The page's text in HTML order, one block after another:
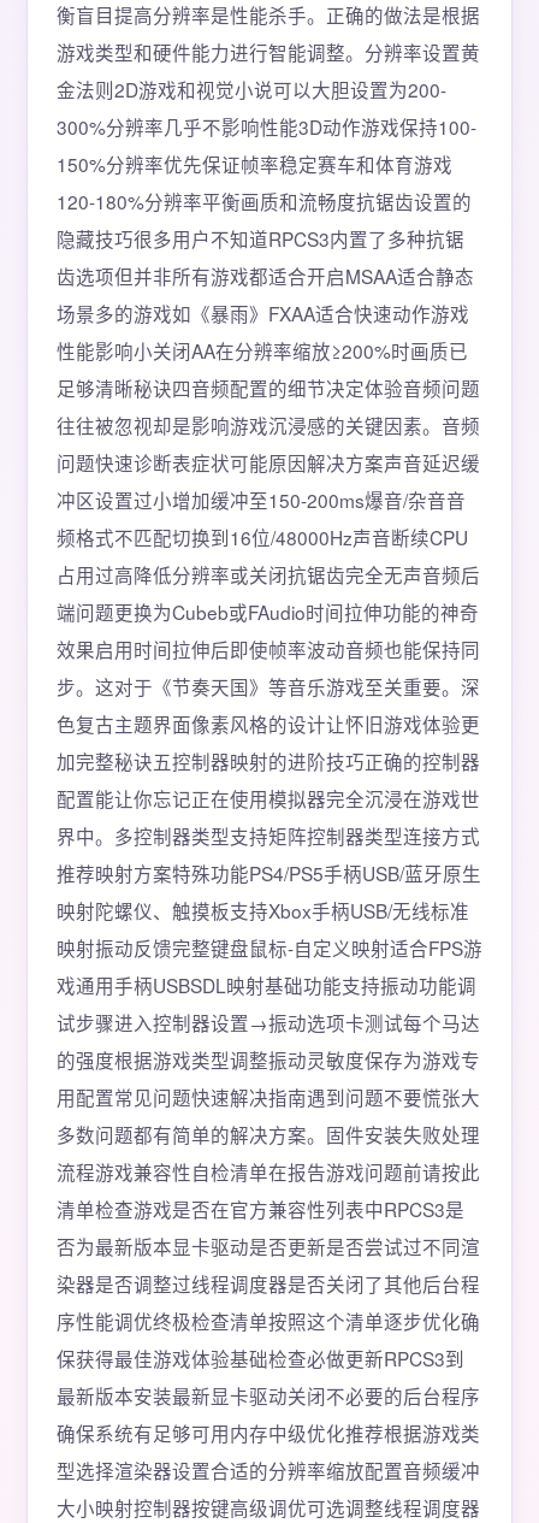
衡盲目提高分辨率是性能杀手。正确的做法是根据
游戏类型和硬件能力进行智能调整。分辨率设置黄
金法则2D游戏和视觉小说可以大胆设置为200-
300%分辨率几乎不影响性能3D动作游戏保持100-
150%分辨率优先保证帧率稳定赛车和体育游戏
120-180%分辨率平衡画质和流畅度抗锯齿设置的
隐藏技巧很多用户不知道RPCS3内置了多种抗锯
齿选项但并非所有游戏都适合开启MSAA适合静态
场景多的游戏如《暴雨》FXAA适合快速动作游戏
性能影响小关闭AA在分辨率缩放≥200%时画质已
足够清晰秘诀四音频配置的细节决定体验音频问题
往往被忽视却是影响游戏沉浸感的关键因素。音频
问题快速诊断表症状可能原因解决方案声音延迟缓
冲区设置过小增加缓冲至150-200ms爆音/杂音音
频格式不匹配切换到16位/48000Hz声音断续CPU
占用过高降低分辨率或关闭抗锯齿完全无声音频后
端问题更换为Cubeb或FAudio时间拉伸功能的神奇
效果启用时间拉伸后即使帧率波动音频也能保持同
步。这对于《节奏天国》等音乐游戏至关重要。深
色复古主题界面像素风格的设计让怀旧游戏体验更
加完整秘诀五控制器映射的进阶技巧正确的控制器
配置能让你忘记正在使用模拟器完全沉浸在游戏世
界中。多控制器类型支持矩阵控制器类型连接方式
推荐映射方案特殊功能PS4/PS5手柄USB/蓝牙原生
映射陀螺仪、触摸板支持Xbox手柄USB/无线标准
映射振动反馈完整键盘鼠标-自定义映射适合FPS游
戏通用手柄USBSDL映射基础功能支持振动功能调
试步骤进入控制器设置→振动选项卡测试每个马达
的强度根据游戏类型调整振动灵敏度保存为游戏专
用配置常见问题快速解决指南遇到问题不要慌张大
多数问题都有简单的解决方案。固件安装失败处理
流程游戏兼容性自检清单在报告游戏问题前请按此
清单检查游戏是否在官方兼容性列表中RPCS3是
否为最新版本显卡驱动是否更新是否尝试过不同渲
染器是否调整过线程调度器是否关闭了其他后台程
序性能调优终极检查清单按照这个清单逐步优化确
保获得最佳游戏体验基础检查必做更新RPCS3到
最新版本安装最新显卡驱动关闭不必要的后台程序
确保系统有足够可用内存中级优化推荐根据游戏类
型选择渲染器设置合适的分辨率缩放配置音频缓冲
大小映射控制器按键高级调优可选调整线程调度器